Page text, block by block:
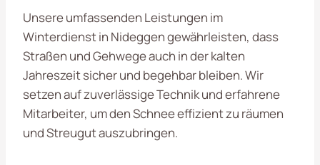
Unsere umfassenden Leistungen im
Winterdienst in Nideggen gewährleisten, dass
Straßen und Gehwege auch in der kalten
Jahreszeit sicher und begehbar bleiben. Wir
setzen auf zuverlässige Technik und erfahrene
Mitarbeiter, um den Schnee effizient zu räumen
und Streugut auszubringen.